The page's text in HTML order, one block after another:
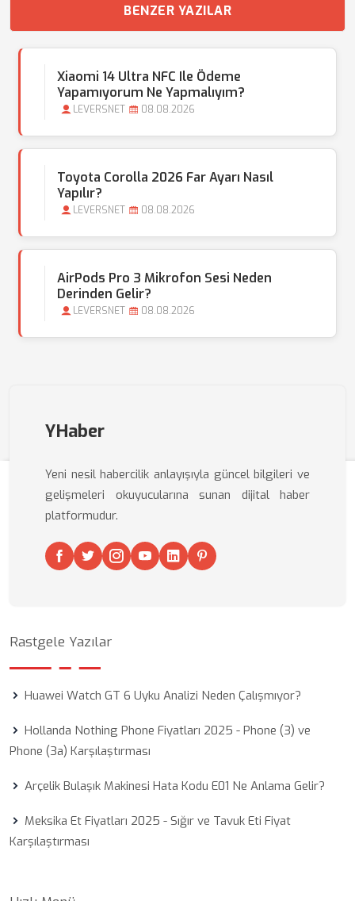
BENZER YAZILAR
Xiaomi 14 Ultra NFC Ile Ödeme
Yapamıyorum Ne Yapmalıyım?
LEVERSNET 08.08.2026
Toyota Corolla 2026 Far Ayarı Nasıl
Yapılır?
LEVERSNET 08.08.2026
AirPods Pro 3 Mikrofon Sesi Neden
Derinden Gelir?
LEVERSNET 08.08.2026
YHaber
Yeni nesil habercilik anlayışıyla güncel bilgileri ve
gelişmeleri okuyucularına sunan dijital haber
platformudur.
Rastgele Yazılar
Huawei Watch GT 6 Uyku Analizi Neden Çalışmıyor?
Hollanda Nothing Phone Fiyatları 2025 - Phone (3) ve
Phone (3a) Karşılaştırması
Arçelik Bulaşık Makinesi Hata Kodu E01 Ne Anlama Gelir?
Meksika Et Fiyatları 2025 - Sığır ve Tavuk Eti Fiyat
Karşılaştırması